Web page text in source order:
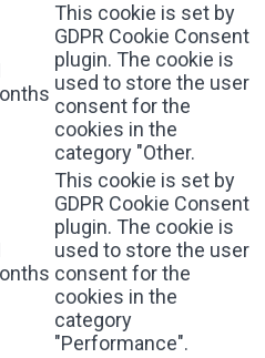
This cookie is set by
GDPR Cookie Consent
plugin. The cookie is
used to store the user
consent for the
cookies in the
category "Other.
This cookie is set by
GDPR Cookie Consent
plugin. The cookie is
used to store the user
consent for the
cookies in the
category
"Performance".